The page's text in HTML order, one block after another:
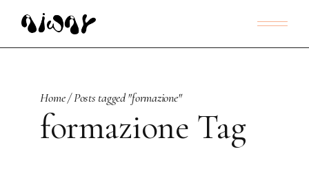
content
Home Posts tagged "formazione"
formazione Tag